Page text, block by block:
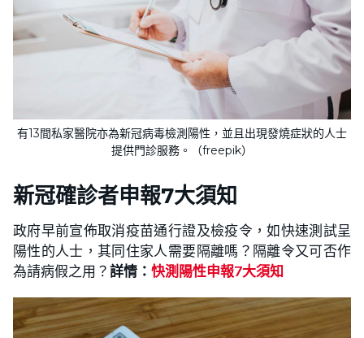
有13間私家醫院亦為新冠病毒檢測陽性，並且出現發燒症狀的人士
提供門診服務。（freepik）
新冠確診者申報7大須知
政府早前宣佈取消疫苗通行證及檢疫令，如快速測試呈
陽性的人士，其同住家人需要隔離嗎？隔離令又可否作
為請病假之用？詳情： 快測陽性申報7大須知